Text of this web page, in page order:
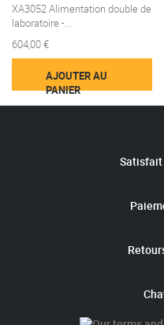
XA3052 Alimentation double de
laboratoire -...
604,00 €
AJOUTER AU
PANIER
Satisfait